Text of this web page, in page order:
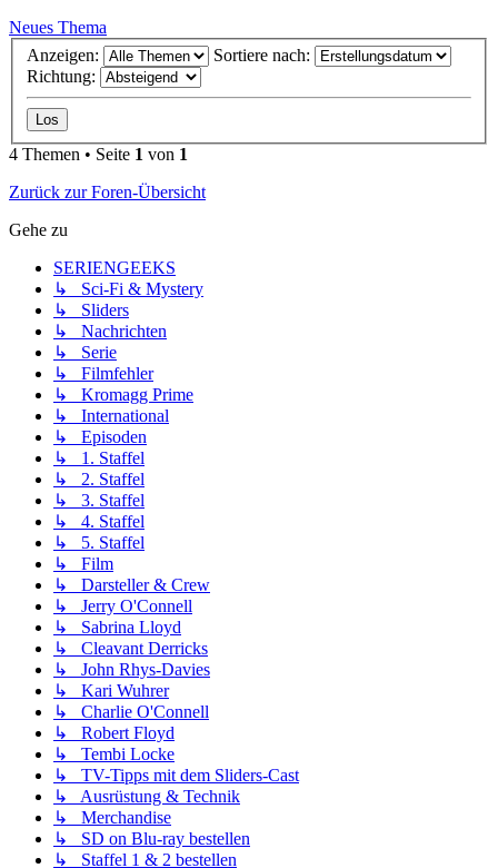
Neues Thema
Anzeigen:
Sortiere nach:
Richtung:
4 Themen • Seite 1 von 1
Zurück zur Foren-Übersicht
Gehe zu
SERIENGEEKS
↳ Sci-Fi & Mystery
↳ Sliders
↳ Nachrichten
↳ Serie
↳ Filmfehler
↳ Kromagg Prime
↳ International
↳ Episoden
↳ 1. Staffel
↳ 2. Staffel
↳ 3. Staffel
↳ 4. Staffel
↳ 5. Staffel
↳ Film
↳ Darsteller & Crew
↳ Jerry O'Connell
↳ Sabrina Lloyd
↳ Cleavant Derricks
↳ John Rhys-Davies
↳ Kari Wuhrer
↳ Charlie O'Connell
↳ Robert Floyd
↳ Tembi Locke
↳ TV-Tipps mit dem Sliders-Cast
↳ Ausrüstung & Technik
↳ Merchandise
↳ SD on Blu-ray bestellen
↳ Staffel 1 & 2 bestellen